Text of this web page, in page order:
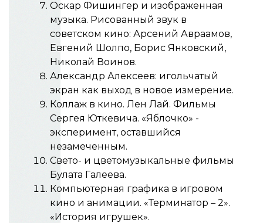
Оскар Фишингер и изображенная
музыка. Рисованный звук в
советском кино: Арсений Авраамов,
Евгений Шолпо, Борис Янковский,
Николай Воинов.
Александр Алексеев: игольчатый
экран как выход в новое измерение.
Коллаж в кино. Лен Лай. Фильмы
Сергея Юткевича. «Яблочко» -
эксперимент, оставшийся
незамеченным.
Свето- и цветомузыкальные фильмы
Булата Галеева.
Компьютерная графика в игровом
кино и анимации. «Терминатор – 2».
«История игрушек».